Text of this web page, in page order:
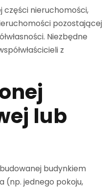
części nieruchomości,
pozostającej
Niezbędne
z
lub
budynkiem
(np. jednego pokoju,